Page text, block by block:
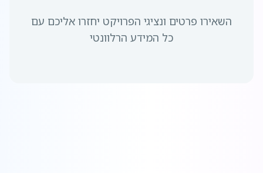
השאירו פרטים ונציגי הפרויקט יחזרו אליכם עם
כל המידע הרלוונטי